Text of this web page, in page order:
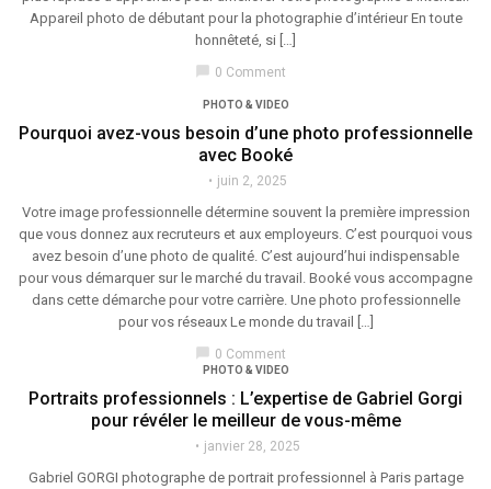
Appareil photo de débutant pour la photographie d’intérieur En toute
honnêteté, si […]
0 Comment
PHOTO & VIDEO
Pourquoi avez-vous besoin d’une photo professionnelle
avec Booké
juin 2, 2025
Votre image professionnelle détermine souvent la première impression
que vous donnez aux recruteurs et aux employeurs. C’est pourquoi vous
avez besoin d’une photo de qualité. C’est aujourd’hui indispensable
pour vous démarquer sur le marché du travail. Booké vous accompagne
dans cette démarche pour votre carrière. Une photo professionnelle
pour vos réseaux Le monde du travail […]
0 Comment
PHOTO & VIDEO
Portraits professionnels : L’expertise de Gabriel Gorgi
pour révéler le meilleur de vous-même
janvier 28, 2025
Gabriel GORGI photographe de portrait professionnel à Paris partage